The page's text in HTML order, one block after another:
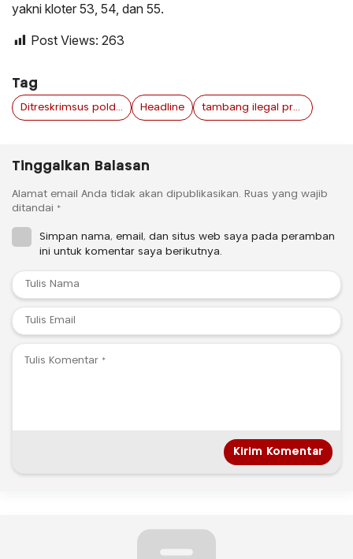
yakni kloter 53, 54, dan 55.
Post Views: 263
Tag
Ditreskrimsus polda jawa timur Headline tambang ilegal probolinggo
Tinggalkan Balasan
Alamat email Anda tidak akan dipublikasikan. Ruas yang wajib
ditandai *
Simpan nama, email, dan situs web saya pada peramban
ini untuk komentar saya berikutnya.